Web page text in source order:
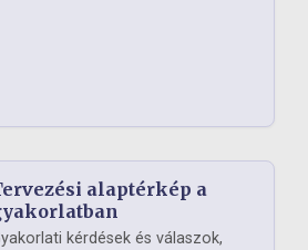
alaptérkép a
kérdések és válaszok,